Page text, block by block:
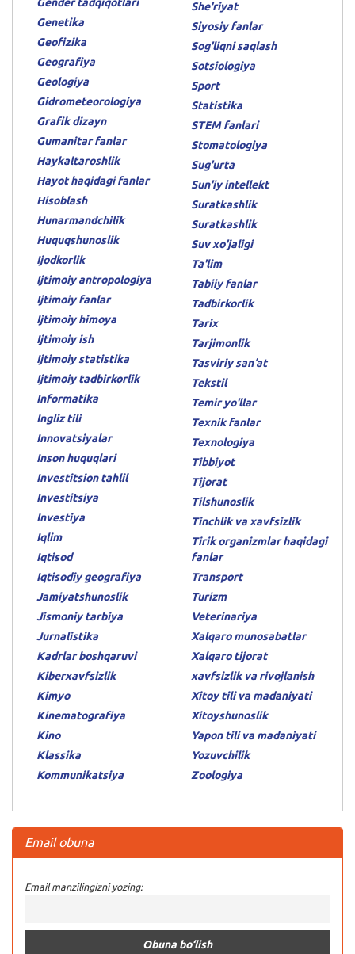
Genetika
Geofizika
Geografiya
Geologiya
Gidrometeorologiya
Grafik dizayn
Gumanitar fanlar
Haykaltaroshlik
Hayot haqidagi fanlar
Hisoblash
Hunarmandchilik
Huquqshunoslik
Ijodkorlik
Ijtimoiy antropologiya
Ijtimoiy fanlar
Ijtimoiy himoya
Ijtimoiy ish
Ijtimoiy statistika
Ijtimoiy tadbirkorlik
Informatika
Ingliz tili
Innovatsiyalar
Inson huquqlari
Investitsion tahlil
Investitsiya
Investiya
Iqlim
Iqtisod
Iqtisodiy geografiya
Jamiyatshunoslik
Jismoniy tarbiya
Jurnalistika
Kadrlar boshqaruvi
Kiberxavfsizlik
Kimyo
Kinematografiya
Kino
Klassika
Kommunikatsiya
She'riyat
Siyosiy fanlar
Sog'liqni saqlash
Sotsiologiya
Sport
Statistika
STEM fanlari
Stomatologiya
Sug'urta
Sun'iy intellekt
Suratkashlik
Suratkashlik
Suv xo'jaligi
Ta'lim
Tabiiy fanlar
Tadbirkorlik
Tarix
Tarjimonlik
Tasviriy sanʼat
Tekstil
Temir yo'llar
Texnik fanlar
Texnologiya
Tibbiyot
Tijorat
Tilshunoslik
Tinchlik va xavfsizlik
Tirik organizmlar haqidagi
fanlar
Transport
Turizm
Veterinariya
Xalqaro munosabatlar
Xalqaro tijorat
xavfsizlik va rivojlanish
Xitoy tili va madaniyati
Xitoyshunoslik
Yapon tili va madaniyati
Yozuvchilik
Zoologiya
Email obuna
Email manzilingizni yozing: